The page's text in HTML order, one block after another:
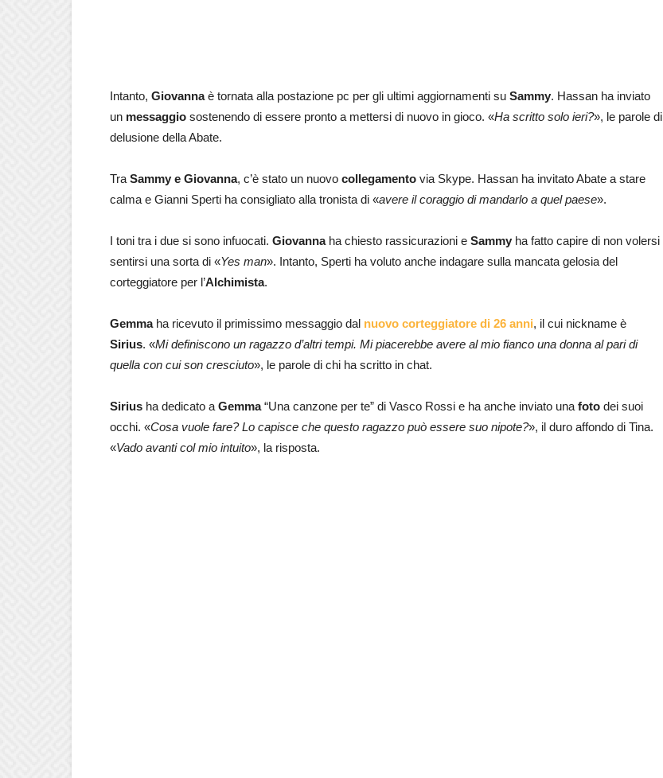
Intanto, Giovannaè tornata alla postazione pc per gli ultimi aggiornamenti su Sammy. Hassan ha inviato
un messaggio sostenendo di essere pronto a mettersi di nuovo in gioco. «Ha scritto solo ieri?», le parole di
delusione della Abate.
Tra Sammy e Giovanna, c’è stato un nuovo collegamento via Skype. Hassan ha invitato Abate a stare
calma e Gianni Sperti ha consigliato alla tronista di «avere il coraggio di mandarlo a quel paese».
I toni tra i due si sono infuocati. Giovannaha chiesto rassicurazioni e Sammy ha fatto capire di non volersi
sentirsi una sorta di «Yes man». Intanto, Sperti ha voluto anche indagare sulla mancata gelosia del
corteggiatore per l’Alchimista.
Gemmaha ricevuto il primissimo messaggio dal nuovo corteggiatore di 26 anni, il cui nickname è
Sirius. «Mi definiscono un ragazzo d’altri tempi. Mi piacerebbe avere al mio fianco una donna al pari di
quella con cui son cresciuto», le parole di chi ha scritto in chat.
Sirius ha dedicato a Gemma“Una canzone per te” di Vasco Rossi e ha anche inviato una foto dei suoi
occhi. «Cosa vuole fare? Lo capisce che questo ragazzo può essere suo nipote?», il duro affondo di Tina.
«Vado avanti col mio intuito», la risposta.